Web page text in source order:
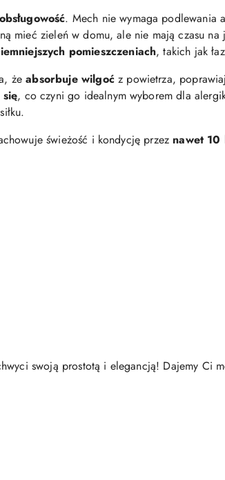
. Mech nie wymaga podlewania
mieć zieleń w domu, ale nie mają czasu na
pomieszczeniach, takich jak
żeabsorbuje wilgoćz powietrza,
, co czyni go idealnym wyborem dla
świeżość i kondycję przez nawet 10
swoją prostotą i elegancją! Dajemy Ci